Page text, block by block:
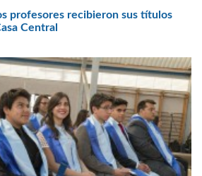
profesores recibieron sus títulos
Central